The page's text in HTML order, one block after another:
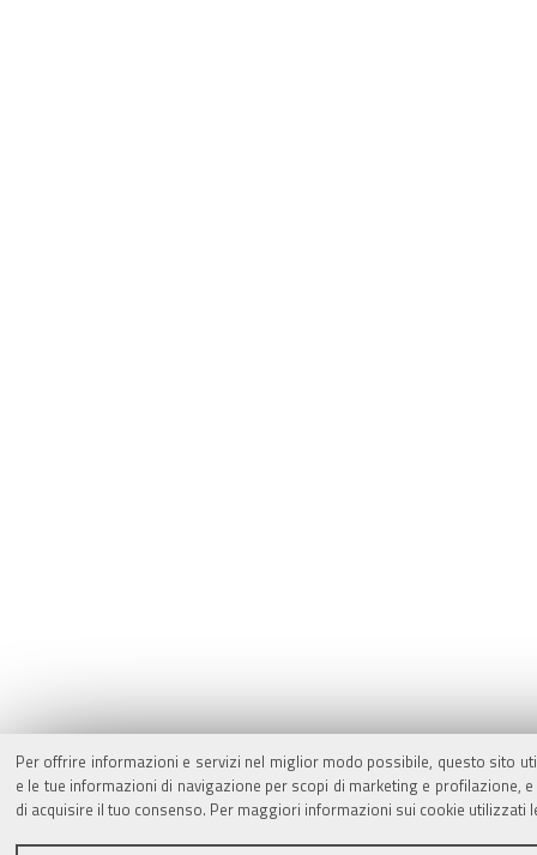
Per offrire informazioni e servizi nel miglior modo possibile, questo sito
e le tue informazioni di navigazione per scopi di marketing e
di acquisire il tuo consenso. Per maggiori informazioni sui cookie utilizzati